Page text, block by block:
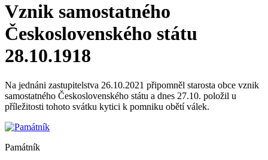
Vznik samostatného
Československého státu
28.10.1918
Na jednáni zastupitelstva 26.10.2021 připomněl starosta obce vznik
samostatného Československého státu a dnes 27.10. položil u
příležitosti tohoto svátku kytici k pomniku obětí válek.
Památník